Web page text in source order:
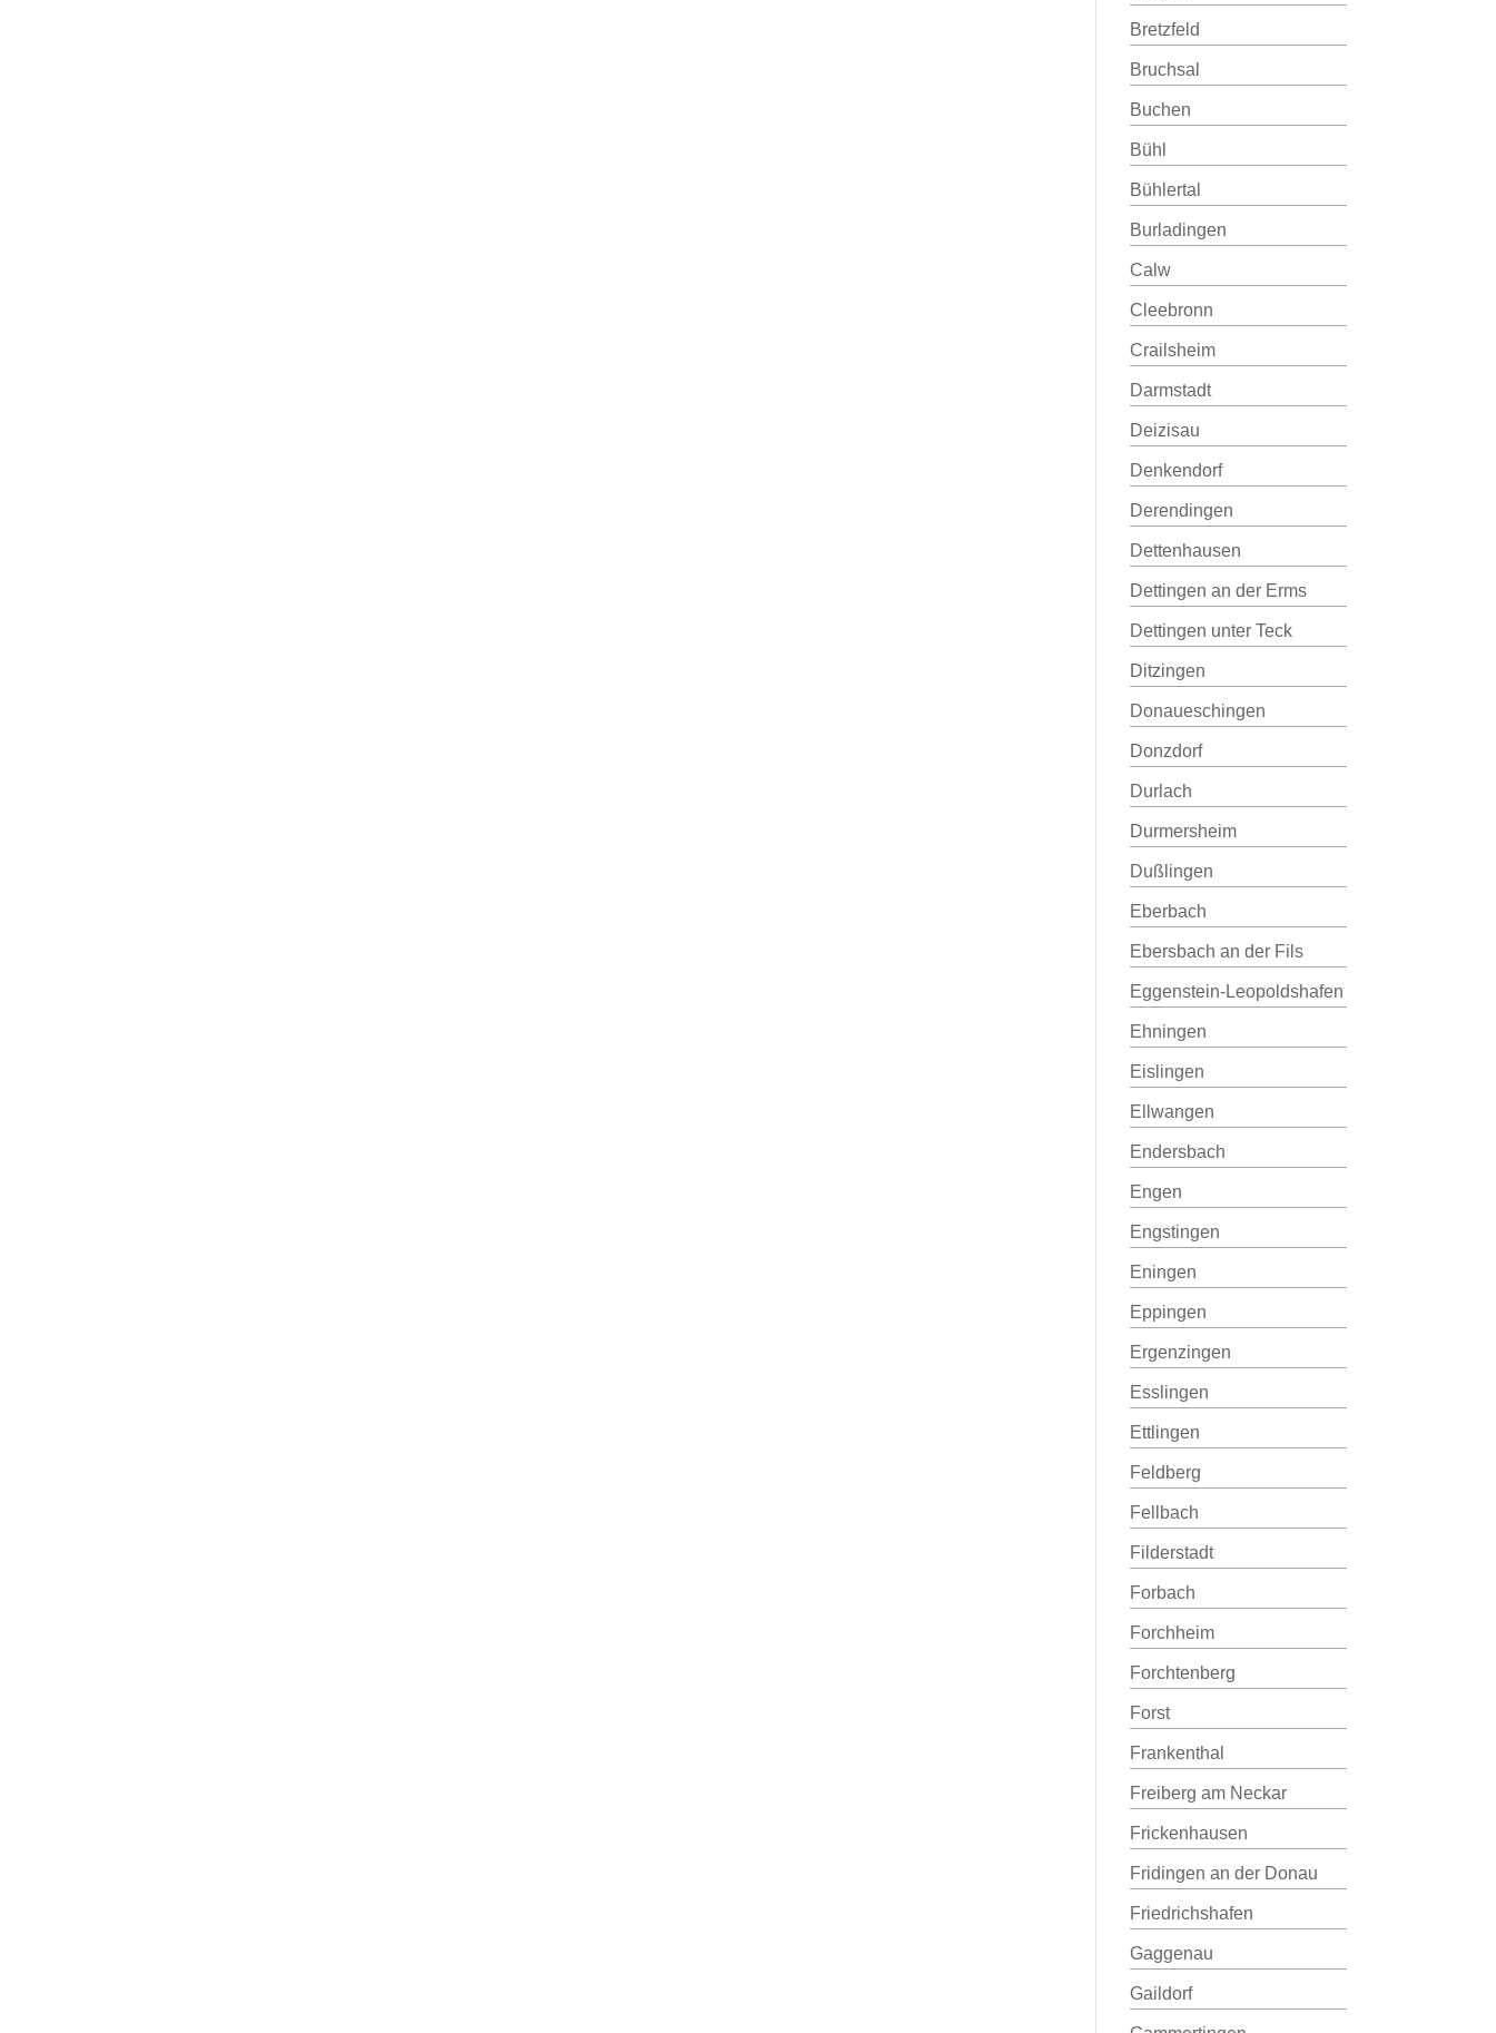
Bretzfeld
Bruchsal
Buchen
Bühl
Bühlertal
Burladingen
Calw
Cleebronn
Crailsheim
Darmstadt
Deizisau
Denkendorf
Derendingen
Dettenhausen
Dettingen an der Erms
Dettingen unter Teck
Ditzingen
Donaueschingen
Donzdorf
Durlach
Durmersheim
Dußlingen
Eberbach
Ebersbach an der Fils
Eggenstein-Leopoldshafen
Ehningen
Eislingen
Ellwangen
Endersbach
Engen
Engstingen
Eningen
Eppingen
Ergenzingen
Esslingen
Ettlingen
Feldberg
Fellbach
Filderstadt
Forbach
Forchheim
Forchtenberg
Forst
Frankenthal
Freiberg am Neckar
Frickenhausen
Fridingen an der Donau
Friedrichshafen
Gaggenau
Gaildorf